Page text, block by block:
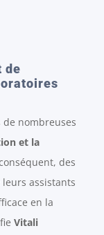
de
de nombreuses
et la
des
assistants
en la
Vitali